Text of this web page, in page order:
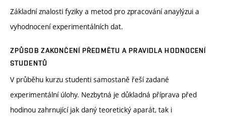
Základní znalosti fyziky a metod pro zpracování anaylýzui a
vyhodnocení experimentálních dat.
ZPŮSOB ZAKONČENÍ PŘEDMĚTU A PRAVIDLA HODNOCENÍ
STUDENTŮ
V průběhu kurzu studenti samostaně řeší zadané
experimentální úlohy. Nezbytná je důkladná příprava před
hodinou zahrnující jak daný teoretický aparát, tak i